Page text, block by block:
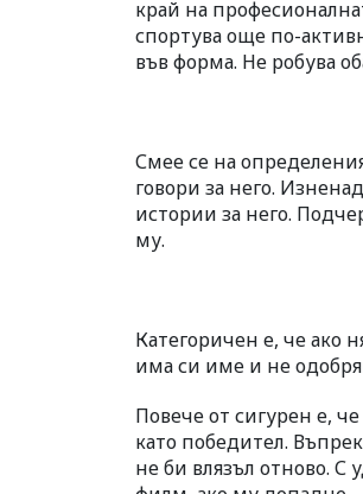
край на
спортува още по-
във форма. Не робува
Смее се на
говори за него.
истории за него.
му.
Категоричен е, че ако
има си име и не
Повече от сигурен е,
като победител.
не би влязъл отново. С